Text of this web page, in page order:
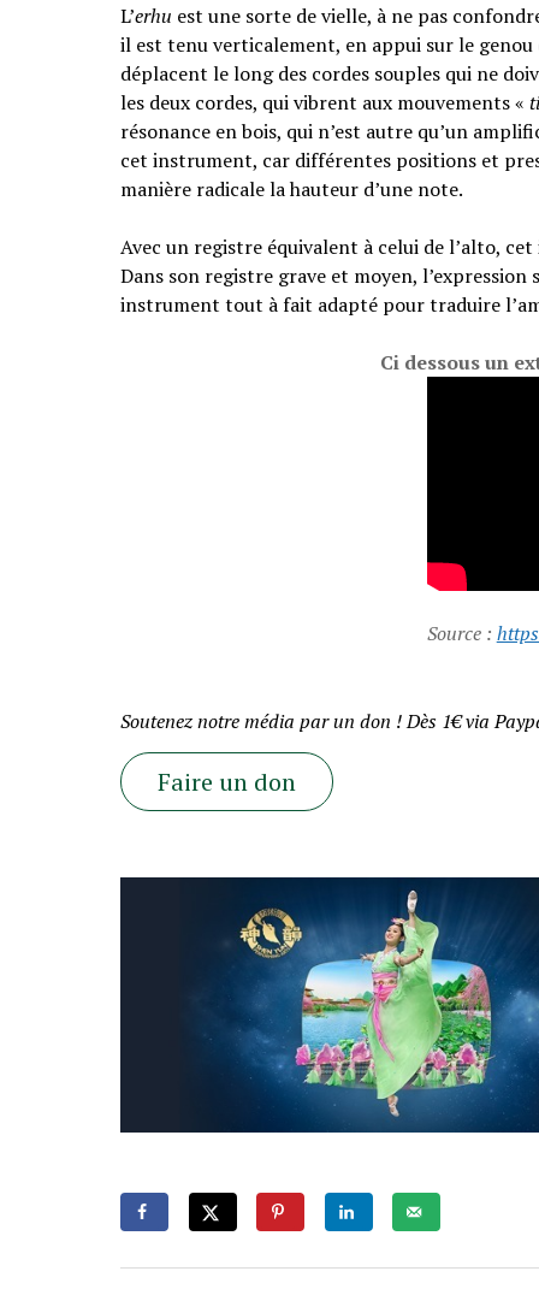
L’erhu est une sorte de vielle, à ne pas
il est tenu verticalement, en appui sur le genou
déplacent le long des cordes souples qui ne
les deux cordes, qui vibrent aux mouvements «
résonance en bois, qui n’est autre qu’un
cet instrument, car différentes positions et
manière radicale la hauteur d’une note.
Avec un registre équivalent à celui de l’alto,
Dans son registre grave et moyen, l’expression
instrument tout à fait adapté pour traduire
Ci dessous un
Source :
Soutenez notre média par un don ! Dès 1€ via
Faire un don